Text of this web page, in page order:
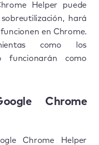
Helper puede
hará
en Chrome.
como los
funcionarán como
Chrome
Chrome Helper